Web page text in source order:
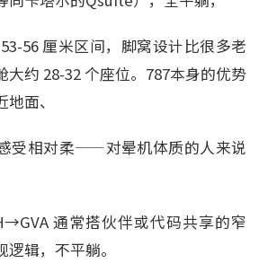
56 厘米区间，脚窝设计比很多老
大约 28-32 个座位。787本身的优势
面、
受相对柔——对晕机体质的人来说
通常搭伙伴或代码共享的窄
辑，不平躺。